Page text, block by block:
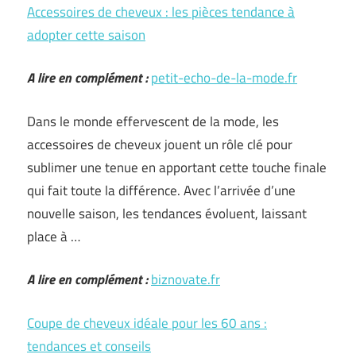
Accessoires de cheveux : les pièces tendance à
adopter cette saison
A lire en complément :petit-echo-de-la-mode.fr
Dans le monde effervescent de la mode, les
accessoires de cheveux jouent un rôle clé pour
sublimer une tenue en apportant cette touche finale
qui fait toute la différence. Avec l’arrivée d’une
nouvelle saison, les tendances évoluent, laissant
place à …
A lire en complément :biznovate.fr
Coupe de cheveux idéale pour les 60 ans :
tendances et conseils